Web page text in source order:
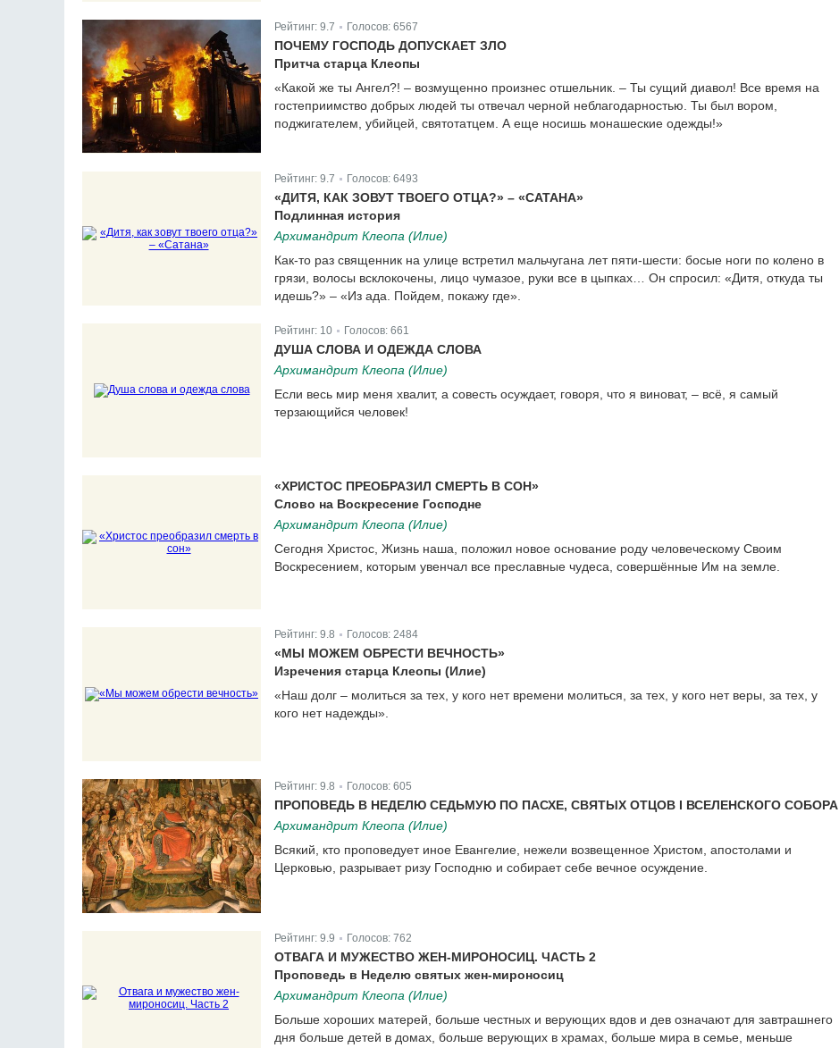
Рейтинг: 9.7 Голосов: 6567
ПОЧЕМУ ГОСПОДЬ ДОПУСКАЕТ ЗЛО
Притча старца Клеопы
«Какой же ты Ангел?! – возмущенно произнес отшельник. – Ты сущий диавол! Все время на
гостеприимство добрых людей ты отвечал черной неблагодарностью. Ты был вором,
поджигателем, убийцей, святотатцем. А еще носишь монашеские одежды!»
Рейтинг: 9.7 Голосов: 6493
«ДИТЯ, КАК ЗОВУТ ТВОЕГО ОТЦА?» – «САТАНА»
Подлинная история
Архимандрит Клеопа (Илие)
Как-то раз священник на улице встретил мальчугана лет пяти-шести: босые ноги по колено в
грязи, волосы всклокочены, лицо чумазое, руки все в цыпках… Он спросил: «Дитя, откуда ты
идешь?» – «Из ада. Пойдем, покажу где».
Рейтинг: 10 Голосов: 661
ДУША СЛОВА И ОДЕЖДА СЛОВА
Архимандрит Клеопа (Илие)
Если весь мир меня хвалит, а совесть осуждает, говоря, что я виноват, – всё, я самый
терзающийся человек!
«ХРИСТОС ПРЕОБРАЗИЛ СМЕРТЬ В СОН»
Слово на Воскресение Господне
Архимандрит Клеопа (Илие)
Сегодня Христос, Жизнь наша, положил новое основание роду человеческому Своим
Воскресением, которым увенчал все преславные чудеса, совершённые Им на земле.
Рейтинг: 9.8 Голосов: 2484
«МЫ МОЖЕМ ОБРЕСТИ ВЕЧНОСТЬ»
Изречения старца Клеопы (Илие)
«Наш долг – молиться за тех, у кого нет времени молиться, за тех, у кого нет веры, за тех, у
кого нет надежды».
Рейтинг: 9.8 Голосов: 605
ПРОПОВЕДЬ В НЕДЕЛЮ СЕДЬМУЮ ПО ПАСХЕ, СВЯТЫХ ОТЦОВ I ВСЕЛЕНСКОГО СОБОРА
Архимандрит Клеопа (Илие)
Всякий, кто проповедует иное Евангелие, нежели возвещенное Христом, апостолами и
Церковью, разрывает ризу Господню и собирает себе вечное осуждение.
Рейтинг: 9.9 Голосов: 762
ОТВАГА И МУЖЕСТВО ЖЕН-МИРОНОСИЦ. ЧАСТЬ 2
Проповедь в Неделю святых жен-мироносиц
Архимандрит Клеопа (Илие)
Больше хороших матерей, больше честных и верующих вдов и дев означают для завтрашнего
дня больше детей в домах, больше верующих в храмах, больше мира в семье, меньше